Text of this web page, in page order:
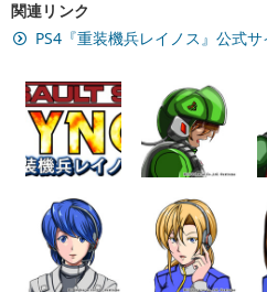
関連リンク
PS4『重装機兵レイノス』公式サ